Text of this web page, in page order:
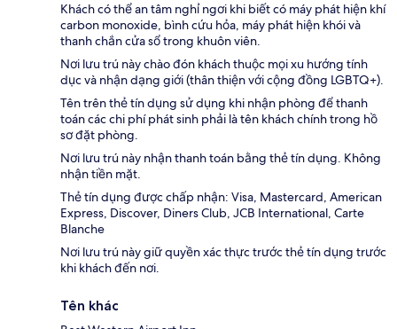
Khách có thể an tâm nghỉ ngơi khi biết có máy phát hiện khí
carbon monoxide, bình cứu hỏa, máy phát hiện khói và
thanh chắn cửa sổ trong khuôn viên.
Nơi lưu trú này chào đón khách thuộc mọi xu hướng tính
dục và nhận dạng giới (thân thiện với cộng đồng LGBTQ+).
Tên trên thẻ tín dụng sử dụng khi nhận phòng để thanh
toán các chi phí phát sinh phải là tên khách chính trong hồ
sơ đặt phòng.
Nơi lưu trú này nhận thanh toán bằng thẻ tín dụng. Không
nhận tiền mặt.
Thẻ tín dụng được chấp nhận: Visa, Mastercard, American
Express, Discover, Diners Club, JCB International, Carte
Blanche
Nơi lưu trú này giữ quyền xác thực trước thẻ tín dụng trước
khi khách đến nơi.
Tên khác